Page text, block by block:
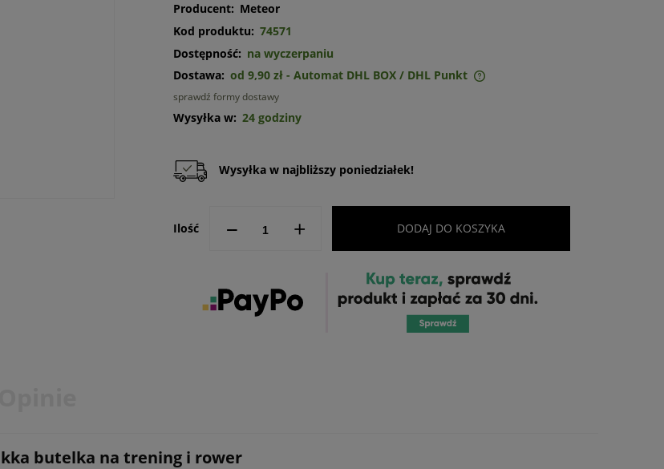
Producent: Meteor
Kod produktu: 74571
Dostępność: na wyczerpaniu
Dostawa: od 9,90 zł - Automat DHL BOX / DHL Punkt
Cena nie zawiera ewentualnych
kosztów płatności
sprawdź formy dostawy
Wysyłka w: 24 godziny
Wysyłka w najbliższy poniedziałek!
Ilość -- + DODAJ DO KOSZYKA
butelka na trening i rower